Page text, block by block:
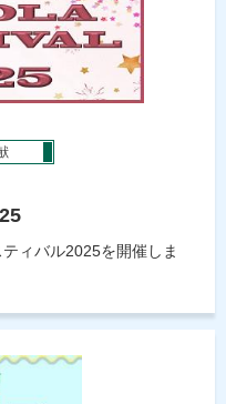
ィバル2025を開催しま